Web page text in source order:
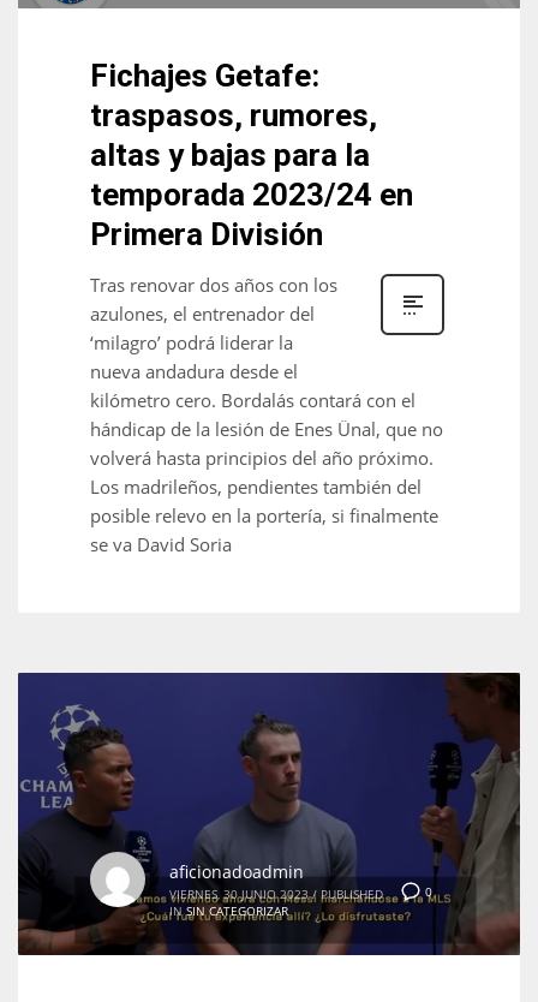
DEN
OAK
NYG
WSH
26
Fichajes Getafe:
traspasos, rumores,
altas y bajas para la
temporada 2023/24 en
Primera División
Tras renovar dos años con los
azulones, el entrenador del
‘milagro’ podrá liderar la
nueva andadura desde el
kilómetro cero. Bordalás contará con el
hándicap de la lesión de Enes Ünal, que no
volverá hasta principios del año próximo.
Los madrileños, pendientes también del
posible relevo en la portería, si finalmente
se va David Soria
0
aficionadoadmin
VIERNES, 30 JUNIO 2023 / PUBLISHED
IN SIN CATEGORIZAR